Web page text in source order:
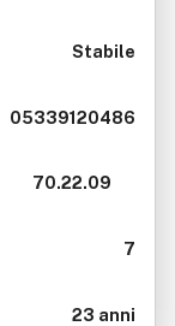
Stabile
05339120486
70.22.09
7
23 anni